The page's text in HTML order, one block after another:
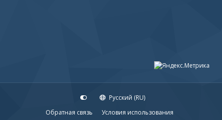
Русский (RU)
Обратная связь
Условия использования